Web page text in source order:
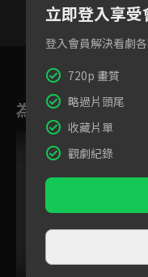
為您推薦
立即登入享受
登入會員解決看劇
720p 畫質
略過片頭尾
收藏片單
觀劇紀錄